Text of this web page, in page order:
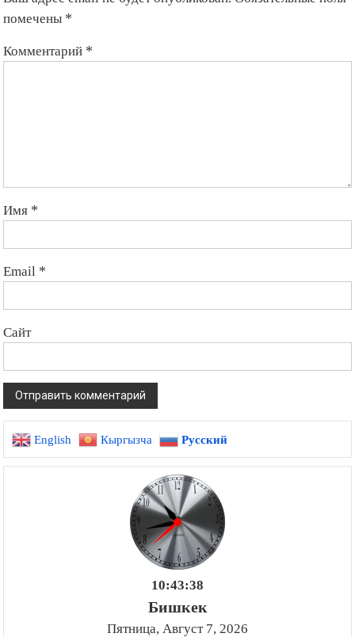
помечены *
Комментарий *
Имя *
Email *
Сайт
English Кыргызча Русский
10:43:39
Бишкек
Пятница, Август 7, 2026